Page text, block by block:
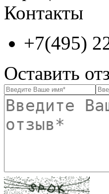
Контакты
+7(495)
Оставить